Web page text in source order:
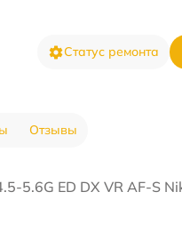
Статус ремонта
Отзывы
5.6G ED DX VR AF-S